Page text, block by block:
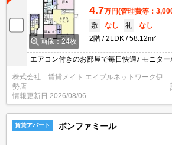
画像：24枚
4.7万円(管理費等：
敷
なし 礼
なし
2階
2LDK 58.12m²
エアコン付きのお部屋で毎日快適♪ モニタ
す。お部屋から訪問者を確認できるのでセ
知らない人やセールスに対応する必要もあり
株式会社 賃貸メイト エイブルネットワーク伊
勢店
情報更新日 2026/08/06
賃貸アパート ボンファミール